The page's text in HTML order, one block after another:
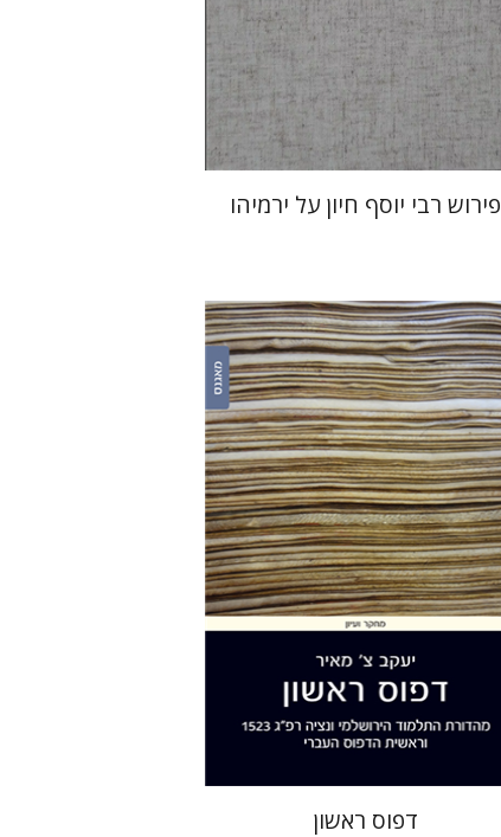
הנחת אתר ספר מודפס
$38
פירוש רבי יוסף חיון על ירמיהו
יעקב צ' מאיר
הנחת אתר ספר מודפס
$35
$32
דפוס ראשון